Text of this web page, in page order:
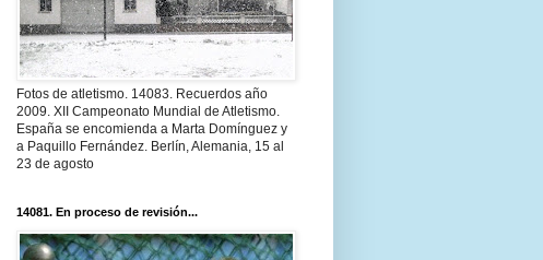
Fotos de atletismo. 14083. Recuerdos año
2009. XII Campeonato Mundial de Atletismo.
España se encomienda a Marta Domínguez y
a Paquillo Fernández. Berlín, Alemania, 15 al
23 de agosto
14081. En proceso de revisión...